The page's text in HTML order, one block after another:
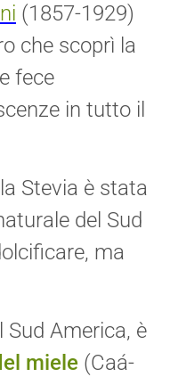
(1857-1929)
che scoprì la
fece
in tutto il
Stevia è stata
del Sud
ma
Sud America, è
miele (Caá-